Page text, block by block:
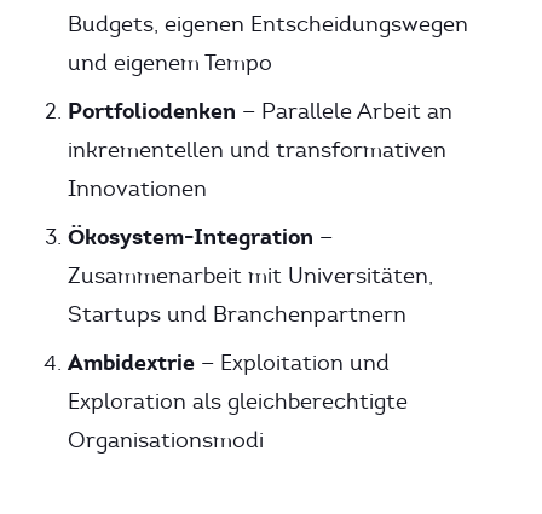
Budgets, eigenen Entscheidungswegen
und eigenem Tempo
Portfoliodenken — Parallele Arbeit an
inkrementellen und transformativen
Innovationen
Ökosystem-Integration —
Zusammenarbeit mit Universitäten,
Startups und Branchenpartnern
Ambidextrie — Exploitation und
Exploration als gleichberechtigte
Organisationsmodi